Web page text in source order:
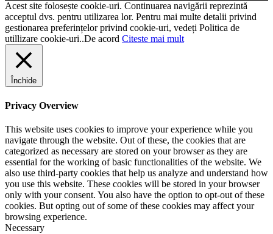
Acest site folosește cookie-uri. Continuarea navigării reprezintă
acceptul dvs. pentru utilizarea lor. Pentru mai multe detalii privind
gestionarea preferințelor privind cookie-uri, vedeți Politica de
utillizare cookie-uri..De acord Citeste mai mult
Închide
Privacy Overview
This website uses cookies to improve your experience while you
navigate through the website. Out of these, the cookies that are
categorized as necessary are stored on your browser as they are
essential for the working of basic functionalities of the website. We
also use third-party cookies that help us analyze and understand how
you use this website. These cookies will be stored in your browser
only with your consent. You also have the option to opt-out of these
cookies. But opting out of some of these cookies may affect your
browsing experience.
Necessary